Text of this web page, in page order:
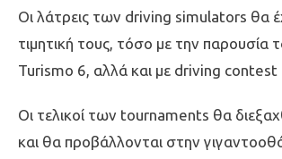
Οι λάτρεις των driving simulators θα
τιμητική τους, τόσο με την παρουσία
Turismo 6, αλλά και με driving
Οι τελικοί των tournaments θα
και θα προβάλλονται στην